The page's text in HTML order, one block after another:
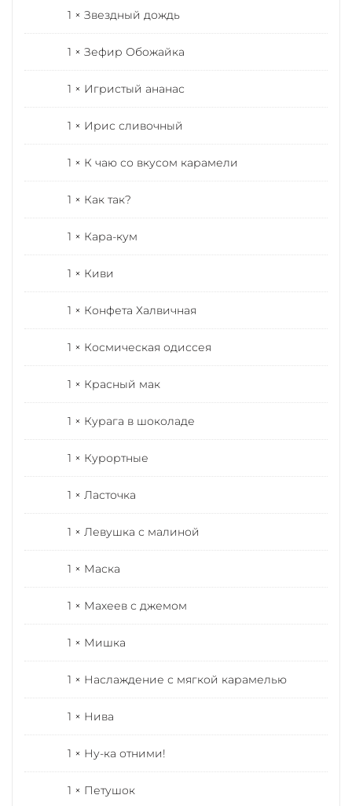
1 × Звездный дождь
1 × Зефир Обожайка
1 × Игристый ананас
1 × Ирис сливочный
1 × К чаю со вкусом карамели
1 × Как так?
1 × Кара-кум
1 × Киви
1 × Конфета Халвичная
1 × Космическая одиссея
1 × Красный мак
1 × Курага в шоколаде
1 × Курортные
1 × Ласточка
1 × Левушка с малиной
1 × Маска
1 × Махеев с джемом
1 × Мишка
1 × Наслаждение с мягкой карамелью
1 × Нива
1 × Ну-ка отними!
1 × Петушок